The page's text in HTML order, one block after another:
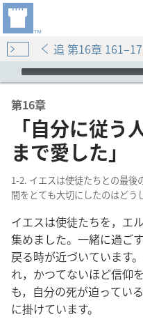
追 第16章
Audio Player
第16章
「自分に従
まで愛した」
1-2. イエスは使徒たちとの最後
間をとても大切にしたのはどう
イエスは使徒たちを，エ
集めました。一緒に過ご
戻る時が近づいています
れ，かつてないほど信仰
も，自分の死が迫ってい
に掛けています。